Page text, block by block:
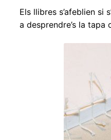
Els llibres s’afeblien si
a desprendre’s la